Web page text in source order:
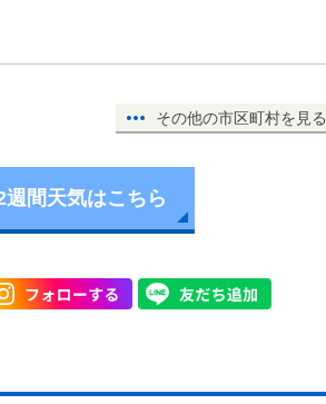
その他の市区町村を見る
間天気はこちら